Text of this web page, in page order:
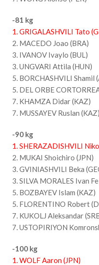
-81 kg
1. GRIGALASHVILI Tato
2. MACEDO Joao (BRA)
3. IVANOV Ivaylo (BUL)
3. UNGVARI Attila (HUN)
5. BORCHASHVILI Shamil
5. DEL ORBE
7. KHAMZA Didar (KAZ)
7. MUSSAYEV Ruslan (KAZ)
-90 kg
1. SHERAZADISHVILI
2. MUKAI Shoichiro (JPN)
3. GVINIASHVILI Beka
3. SILVA MORALES Ivan
5. BOZBAYEV Islam (KAZ)
5. FLORENTINO Robert
7. KUKOLJ Aleksandar
7. USTOPIRIYON
-100 kg
1. WOLF Aaron (JPN)